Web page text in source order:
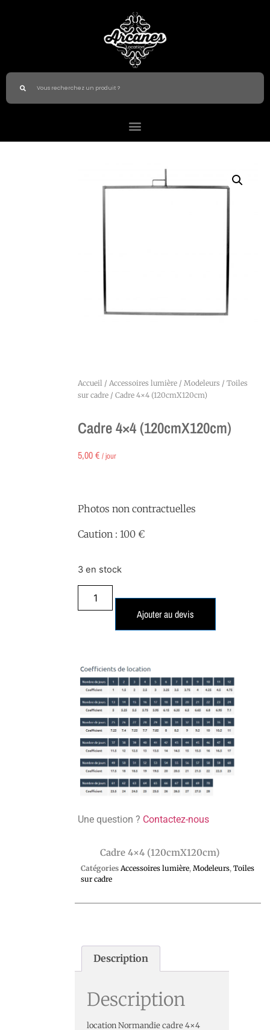
Accueil / Accessoires lumière / Modeleurs / Toiles
sur cadre / Cadre 4×4 (120cmX120cm)
Cadre 4×4 (120cmX120cm)
5,00€ / jour
Photos non contractuelles
Caution : 100 €
3 en stock
Ajouter au devis
Une question ? Contactez-nous
Cadre 4×4 (120cmX120cm)
Catégories Accessoires lumière, Modeleurs, Toiles
sur cadre
Description
Description
location Normandie cadre 4×4